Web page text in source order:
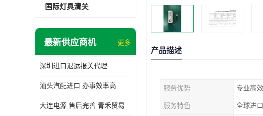
国际灯具清关
最新供应商机 更多
深圳进口退运报关代理
汕头汽配进口 办事效率高
大连电源 售后完善 青禾贸易
产品描述
服务优势 专业高
服务特色 全球进口